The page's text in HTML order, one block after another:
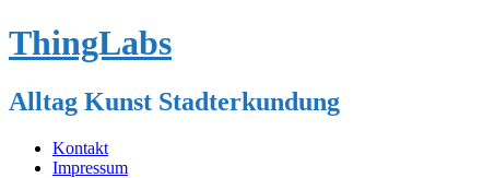
ThingLabs
Alltag Kunst Stadterkundung
Kontakt
Impressum